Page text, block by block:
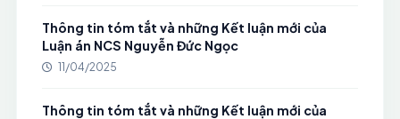
Thông tin tóm tắt và những Kết luận mới của
Luận án NCS Nguyễn Đức Ngọc
11/04/2025
Thông tin tóm tắt và những Kết luận mới của